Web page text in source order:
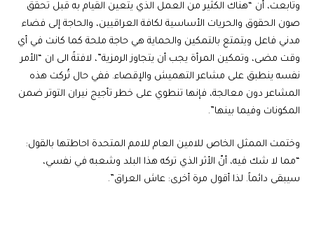
وتابعت، أن “هناك الكثير من العمل الذي يتعين القيام به قبل تحقق
صون الحقوق والحريات الأساسية لكافة العراقيين، والحاجة إلى فضاء
مدني فاعل ويتمتع بالتمكين والحماية هي حاجة ملحة كما كانت في أي
وقت مضى، وتمكين المرأة يجب أن يتجاوز الرمزية”، لافتةً الى ان “الأمر
نفسه ينطبق على مشاعر التهميش والإقصاء. ففي حال تُركت هذه
المشاعر دون معالجة، فإنها تنطوي على خطر تأجيج نيران التوتر ضمن
المكونات وفيما بينها”.
وختمت الممثل الخاص للامين العام للامم المتحدة احاطتها بالقول:
“مما لا شك فيه، أنّ الأثر الذي تركه هذا البلد وشعبه في نفسي،
سيبقى دائماً. لذا أقول مرة أخرى: عاش العراق”.